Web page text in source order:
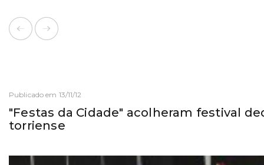
Publicado em 13/11/12
"Festas da Cidade" acolheram festival
torriense